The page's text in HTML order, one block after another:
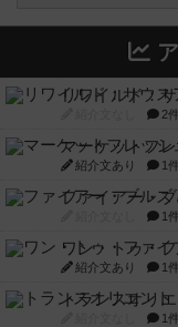
リワイルド：
2
マーケットフレ
紹介文あり 1
ファイアー・
1
ワン・トゥ・
紹介文あり 1
トランスオリ
1